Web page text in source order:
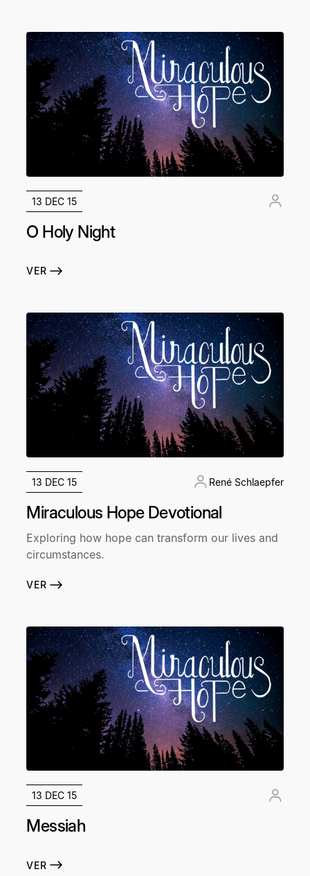
13 DEC 15
O Holy Night
VER
13 DEC 15 René Schlaepfer
Miraculous Hope Devotional
Exploring how hope can transform our lives and
circumstances.
VER
13 DEC 15
Messiah
VER